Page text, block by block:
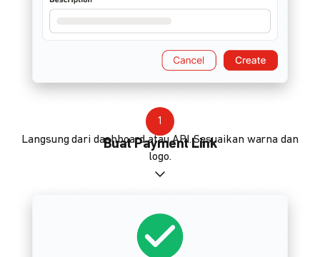
1
Buat Payment Link
Langsung dari dashboard atau API. Sesuaikan warna dan
logo.